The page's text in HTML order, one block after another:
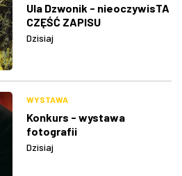
Ula Dzwonik - nieoczywisTA
CZĘŚĆ ZAPISU
Dzisiaj
WYSTAWA
Konkurs - wystawa
fotografii
Dzisiaj